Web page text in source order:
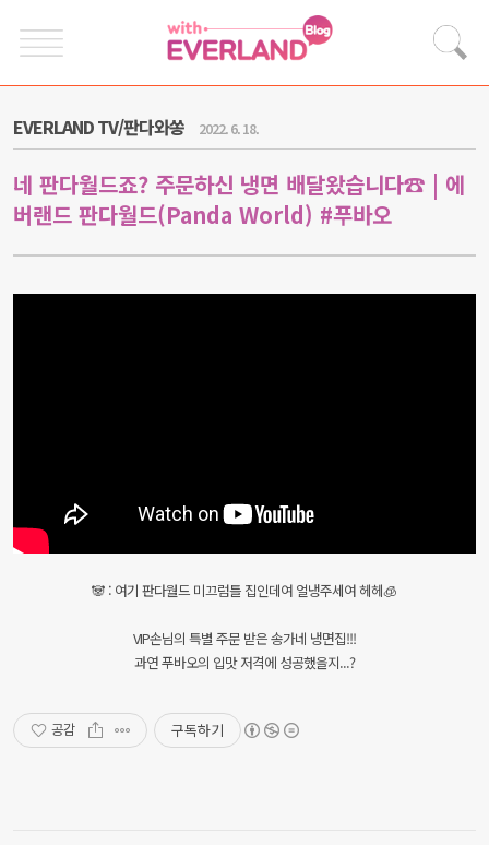
EVERLAND TV/판다와쏭 2022. 6. 18.
네 판다월드죠? 주문하신 냉면 배달왔습니다☎ | 에
버랜드 판다월드(Panda World) #푸바오
🐼 : 여기 판다월드 미끄럼틀 집인데여 얼냉주세여 헤헤🧊
VIP손님의 특별 주문 받은 송가네 냉면집!!!
과연 푸바오의 입맛 저격에 성공했을지...?
공감 구독하기